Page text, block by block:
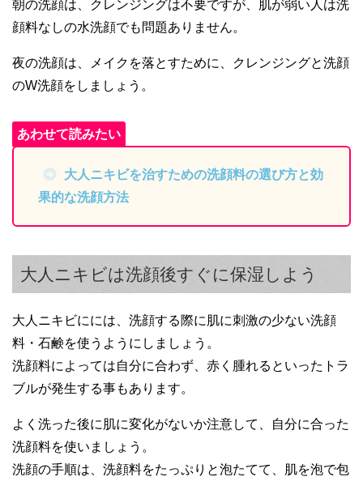
朝の洗顔は、クレンジングは不要ですが、肌が弱い人は洗
顔料なしの水洗顔でも問題ありません。
夜の洗顔は、メイクを落とすために、クレンジングと洗顔
のW洗顔をしましょう。
大人ニキビを治すための洗顔料の選び方と効
果的な洗顔方法
大人ニキビは洗顔後すぐに保湿しよう
大人ニキビにには、洗顔する際に肌に刺激の少ない洗顔
料・石鹸を使うようにしましょう。
洗顔料によっては自分に合わず、赤く腫れるといったトラ
ブルが発生する事もあります。
よく洗った後に肌に変化がないか注意して、自分に合った
洗顔料を使いましょう。
洗顔の手順は、洗顔料をたっぷりと泡たてて、肌を泡で包